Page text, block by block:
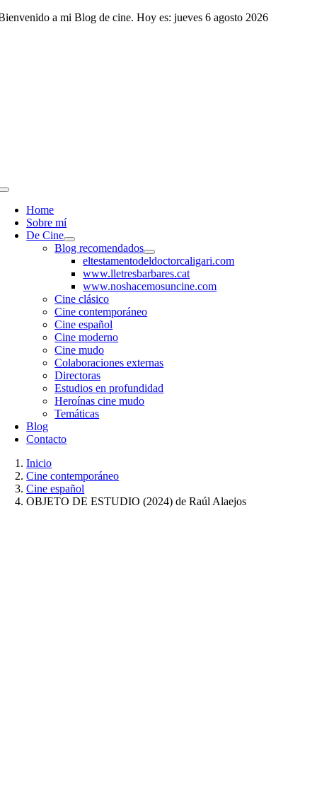
Saltar
a mi Blog de cine. Hoy es: jueves 6 agosto 2026
Toggle
NavigationHome
Sobre mí
De Cine
Blog recomendados
eltestamentodeldoctorcaligari.com
www.lletresbarbares.cat
www.noshacemosuncine.com
Cine clásico
Cine contemporáneo
Cine español
Cine moderno
Cine mudo
Colaboraciones externas
Directoras
Estudios en profundidad
Heroínas cine mudo
Temáticas
Blog
Contacto
Inicio
Cine contemporáneo
Cine español
OBJETO DE ESTUDIO (2024) de Raúl Alaejos